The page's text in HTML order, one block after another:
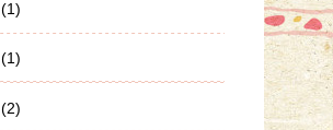
(1)
(1)
(2)